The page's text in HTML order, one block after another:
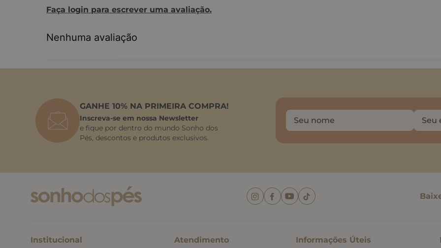
Faça login para escrever uma avaliação.
Nenhuma avaliação
GANHE 10% NA PRIMEIRA COMPRA!
Inscreva-se em nossa Newsletter
e fique por dentro do mundo Sonho dos
Pés, descontos e produtos exclusivos.
Institucional Atendimento Informações Úteis